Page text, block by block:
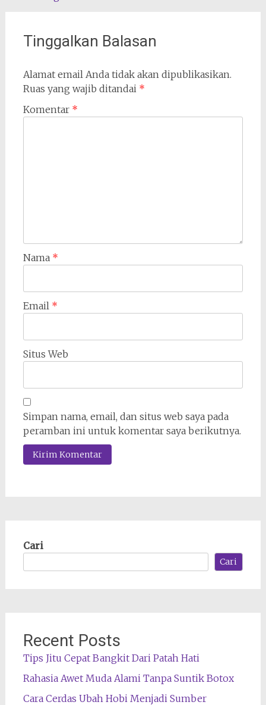
Tinggalkan Balasan
Alamat email Anda tidak akan dipublikasikan.
Ruas yang wajib ditandai *
Komentar *
Nama *
Email *
Situs Web
Simpan nama, email, dan situs web saya pada
peramban ini untuk komentar saya berikutnya.
Cari
Cari
Recent Posts
Tips Jitu Cepat Bangkit Dari Patah Hati
Rahasia Awet Muda Alami Tanpa Suntik Botox
Cara Cerdas Ubah Hobi Menjadi Sumber